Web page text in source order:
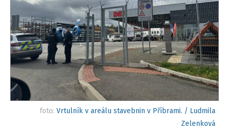
foto: Vrtulník v areálu stavebnin v Příbrami. / Ludmila
Zelenková